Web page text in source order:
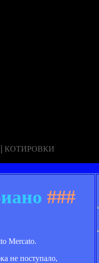
| КОТИРОВКИ
###
Mercato.
не поступало,